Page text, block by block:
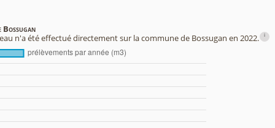
Bossugan
n'a été effectué directement sur la commune de Bossugan en 2022.
i